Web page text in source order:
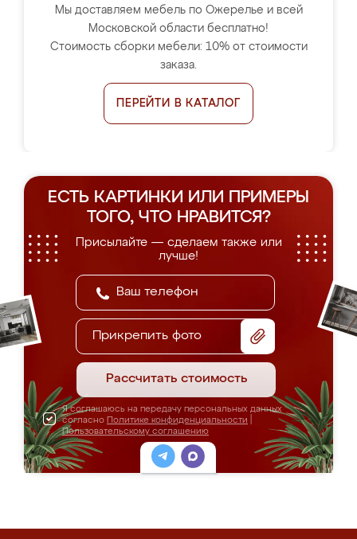
Мы доставляем мебель по Ожерелье и всей
Московской области бесплатно!
Стоимость сборки мебели: 10% от стоимости
заказа.
ПЕРЕЙТИ В КАТАЛОГ
ЕСТЬ КАРТИНКИ ИЛИ ПРИМЕРЫ
ТОГО, ЧТО НРАВИТСЯ?
Присылайте — сделаем также или
лучше!
Прикрепить фото
Рассчитать стоимость
Я соглашаюсь на передачу персональных данных
согласно Политике конфиденциальности
Пользовательскому соглашению